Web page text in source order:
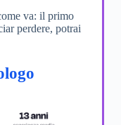
va: il primo
perdere, potrai